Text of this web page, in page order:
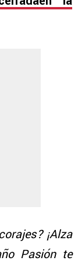
¡Alza
Pasión te